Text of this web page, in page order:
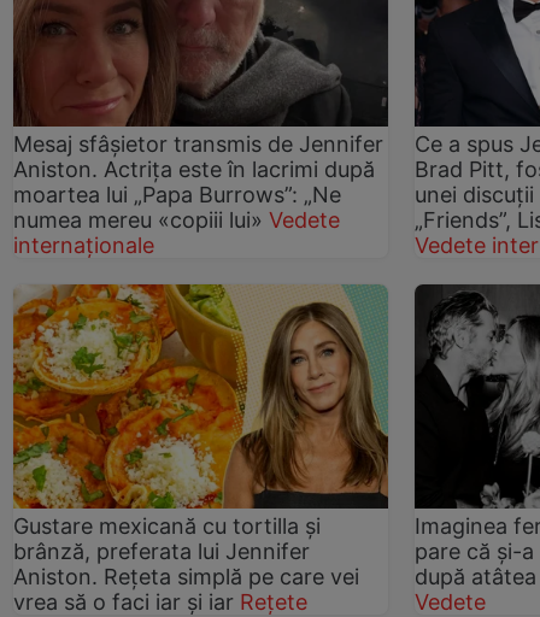
Mesaj sfâșietor transmis de Jennifer
Aniston. Actrița este în lacrimi după
moartea lui „Papa Burrows”: „Ne
numea mereu «copiii lui» Vedete
internaționale
Ce a spus
Brad Pitt,
unei
„Friends”,
Vedete
Gustare mexicană cu tortilla și
brânză, preferata lui Jennifer
Aniston. Rețeta simplă pe care vei
vrea să o faci iar și iar Rețete
Imaginea
pare că și-
după
Vedete